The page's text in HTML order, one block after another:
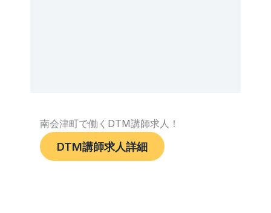
南会津町で働くDTM講師求人！
DTM講師求人詳細